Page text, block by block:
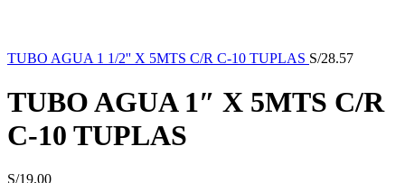
TUBO AGUA 1 1/2'' X 5MTS C/R C-10 TUPLAS S/28.57
TUBO AGUA 1″ X 5MTS C/R
C-10 TUPLAS
S/19.00